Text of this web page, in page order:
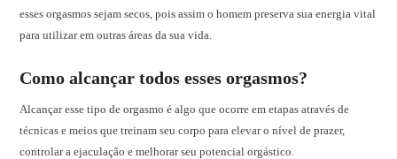
esses orgasmos sejam secos, pois assim o homem preserva sua energia vital
para utilizar em outras áreas da sua vida.
Como alcançar todos esses orgasmos?
Alcançar esse tipo de orgasmo é algo que ocorre em etapas através de
técnicas e meios que treinam seu corpo para elevar o nível de prazer,
controlar a ejaculação e melhorar seu potencial orgástico.